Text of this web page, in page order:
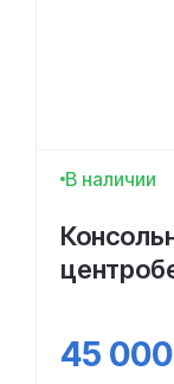
В наличии
45 000